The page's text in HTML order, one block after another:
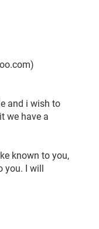
and i wish to
we have a
known to you,
you. I will